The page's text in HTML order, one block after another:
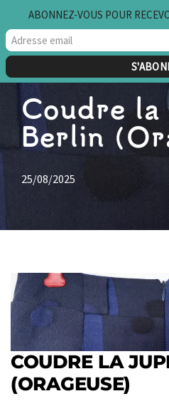
Aller
au
Coudre la
Berlin
25/08/2025
COUDRE LA
(ORAGEUSE)
ABONNEZ-VOUS POUR